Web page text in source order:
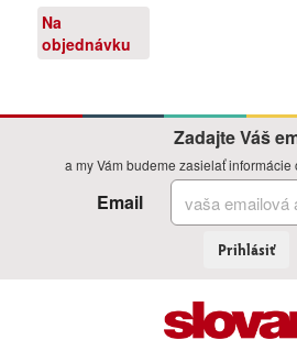
Na
objednávku
Zadajte Váš
a my Vám budeme zasielať
Email
Prihlásiť